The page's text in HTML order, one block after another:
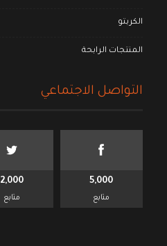
الكربتو
المنتجات الرابحة
التواصل الاجتماعي
5,000
متابع
2,000
متابع